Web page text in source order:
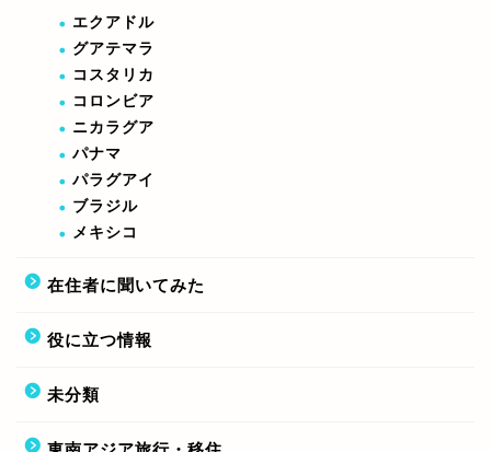
エクアドル
グアテマラ
コスタリカ
コロンビア
ニカラグア
パナマ
パラグアイ
ブラジル
メキシコ
在住者に聞いてみた
役に立つ情報
未分類